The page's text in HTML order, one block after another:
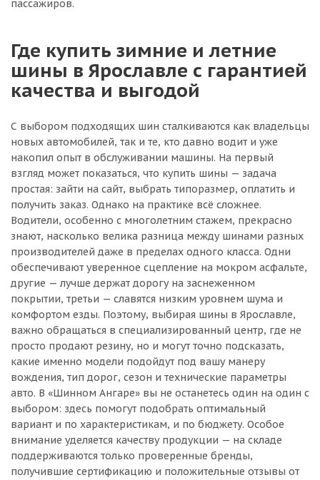
пассажиров.
Где купить зимние и летние
шины в Ярославле с гарантией
качества и выгодой
С выбором подходящих шин сталкиваются как владельцы
новых автомобилей, так и те, кто давно водит и уже
накопил опыт в обслуживании машины. На первый
взгляд может показаться, что купить шины — задача
простая: зайти на сайт, выбрать типоразмер, оплатить и
получить заказ. Однако на практике всё сложнее.
Водители, особенно с многолетним стажем, прекрасно
знают, насколько велика разница между шинами разных
производителей даже в пределах одного класса. Одни
обеспечивают уверенное сцепление на мокром асфальте,
другие — лучше держат дорогу на заснеженном
покрытии, третьи — славятся низким уровнем шума и
комфортом езды. Поэтому, выбирая шины в Ярославле,
важно обращаться в специализированный центр, где не
просто продают резину, но и могут точно подсказать,
какие именно модели подойдут под вашу манеру
вождения, тип дорог, сезон и технические параметры
авто. В «Шинном Ангаре» вы не останетесь один на один с
выбором: здесь помогут подобрать оптимальный
вариант и по характеристикам, и по бюджету. Особое
внимание уделяется качеству продукции — на складе
поддерживаются только проверенные бренды,
получившие сертификацию и положительные отзывы от